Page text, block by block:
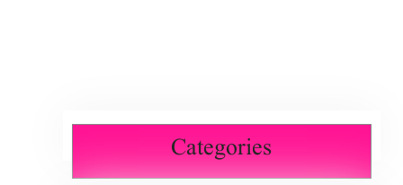
Categories